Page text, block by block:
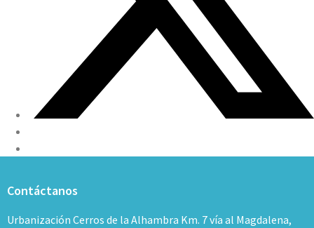
Contáctanos
Urbanización Cerros de la Alhambra Km. 7 vía al Magdalena,